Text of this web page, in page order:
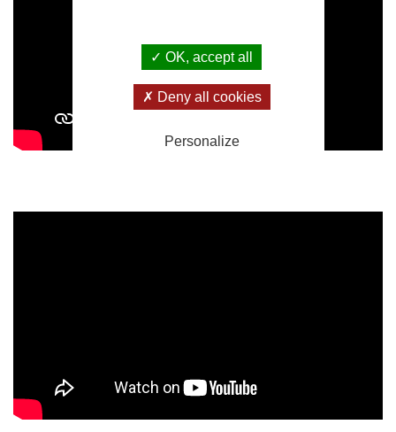
✓ OK, accept all
✗ Deny all cookies
Personalize